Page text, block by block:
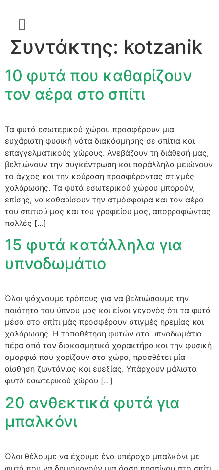
Συντάκτης: kotzanik
10 φυτά που καθαρίζουν
τον αέρα στο σπίτι
Τα φυτά εσωτερικού χώρου προσφέρουν μια
ευχάριστη φυσική νότα διακόσμησης σε σπίτια και
επαγγελματικούς χώρους. Ανεβάζουν τη διάθεσή μας,
βελτιώνουν την συγκέντρωση και παράλληλα μειώνουν
το άγχος και την κούραση προσφέροντας στιγμές
χαλάρωσης. Τα φυτά εσωτερικού χώρου μπορούν,
επίσης, να καθαρίσουν την ατμόσφαιρα και τον αέρα
του σπιτιού μας και του γραφείου μας, απορροφώντας
πολλές […]
15 φυτά κατάλληλα για
υπνοδωμάτιο
Όλοι ψάχνουμε τρόπους για να βελτιώσουμε την
ποιότητα του ύπνου μας και είναι γεγονός ότι τα φυτά
μέσα στο σπίτι μάς προσφέρουν στιγμές ηρεμίας και
χαλάρωσης. Η τοποθέτηση φυτών στο υπνοδωμάτιο
πέρα από τον διακοσμητικό χαρακτήρα και την φυσική
ομορφιά που χαρίζουν στο χώρο, προσθέτει μία
αίσθηση ζωντάνιας και ευεξίας. Υπάρχουν μάλιστα
φυτά εσωτερικού χώρου […]
20 ανθεκτικά φυτά για
μπαλκόνι
Όλοι θέλουμε να έχουμε ένα υπέροχο μπαλκόνι με
φυτά που να δημιουργούν μια όαση πρασίνου στο σπίτι